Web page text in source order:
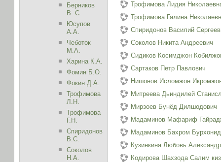
Трофимова Лидия
Трофимова Галина
Спиридонов Василий
Соколов Никита Андреевич
Сидиков Косимджон
Сартаков Петр Павлович
Нишонов Исломжон
Митреева Дьиндилей
Мирзоев Бунёд Дилшодович
Мадаминов Мафариф
Мадаминов Бахром
Кузинкина Любовь
Кодирова Шахзода Салим
Берников
В. С.
Юсупов
А.А.
Чеботок
М.А.
Харина К.А.
Фомин Б.О.
Фокин Д.А.
Трофимова
Л.Н.
Трофимова
Г.Н.
Спиридонов
В.С.
Соколов
Н.А.